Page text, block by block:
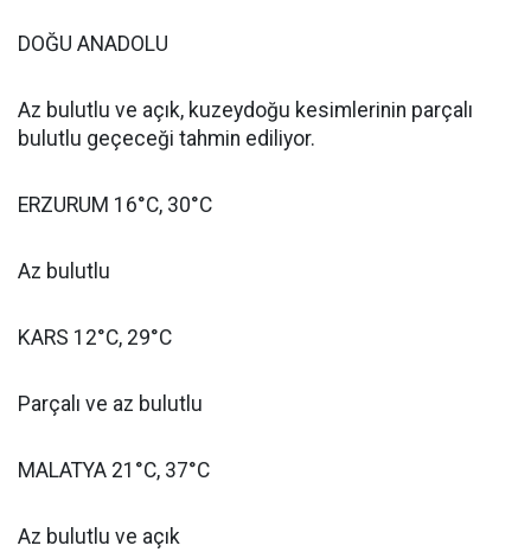
DOĞU ANADOLU
Az bulutlu ve açık, kuzeydoğu kesimlerinin parçalı
bulutlu geçeceği tahmin ediliyor.
ERZURUM 16°C, 30°C
Az bulutlu
KARS 12°C, 29°C
Parçalı ve az bulutlu
MALATYA 21°C, 37°C
Az bulutlu ve açık